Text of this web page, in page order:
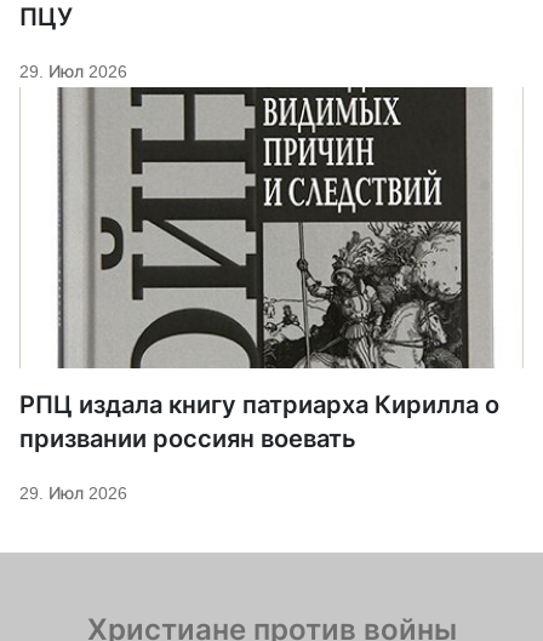
ПЦУ
29. Июл 2026
РПЦ издала книгу патриарха Кирилла о
призвании россиян воевать
29. Июл 2026
Христиане против войны